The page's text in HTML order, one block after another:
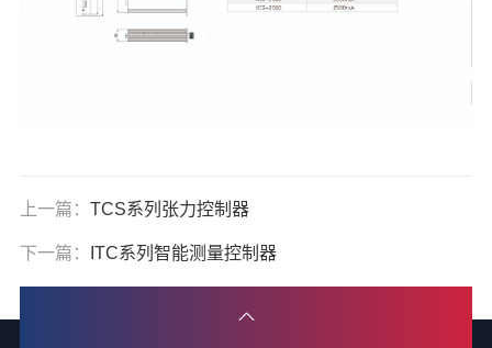
上一篇： TCS系列张力控制器
下一篇： ITC系列智能测量控制器